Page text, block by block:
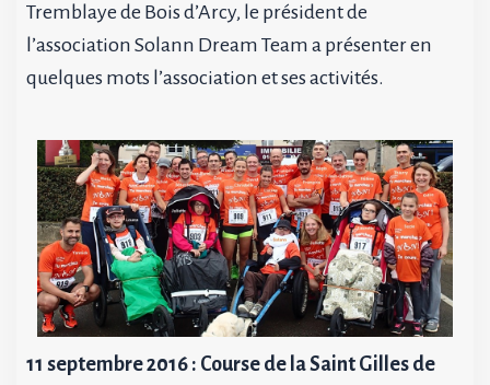
Tremblaye de Bois d’Arcy, le président de
l’association Solann Dream Team a présenter en
quelques mots l’association et ses activités.
11 septembre 2016 : Course de la Saint Gilles de